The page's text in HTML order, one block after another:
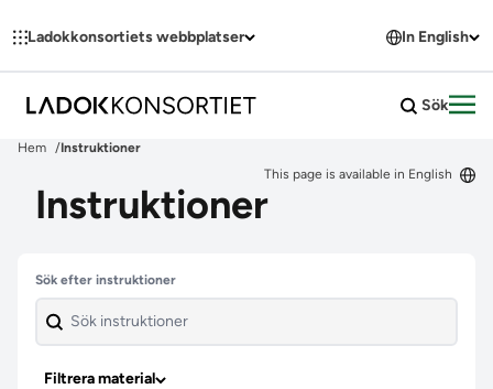
Ladokkonsortiets webbplatser In English
Sök
Hem
Instruktioner
This page is available in English
Instruktioner
Hoppa över filter
Sök efter instruktioner
Filtrera material